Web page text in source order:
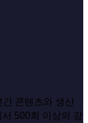
콘텐츠와 생산
500회 이상의 강